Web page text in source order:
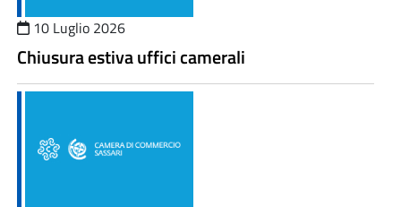
10 Luglio 2026
Chiusura estiva uffici camerali